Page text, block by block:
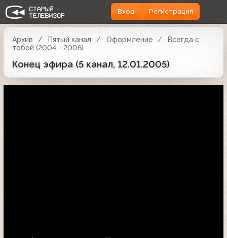
Вход Регистрация
Архив Пятый канал Оформление
Всегда с
тобой (2004 - 2006)
Конец эфира (5 канал, 12.01.2005)